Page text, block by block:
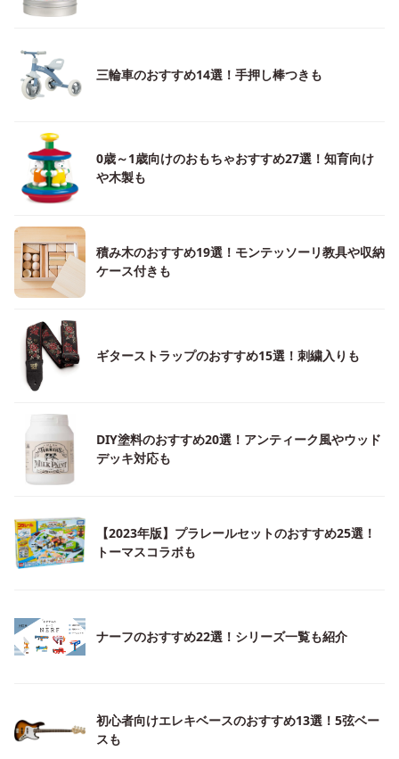
三輪車のおすすめ14選！手押し棒つきも
0歳～1歳向けのおもちゃおすすめ27選！知育向け
や木製も
積み木のおすすめ19選！モンテッソーリ教具や収納
ケース付きも
ギターストラップのおすすめ15選！刺繍入りも
DIY塗料のおすすめ20選！アンティーク風やウッド
デッキ対応も
【2023年版】プラレールセットのおすすめ25選！
トーマスコラボも
ナーフのおすすめ22選！シリーズ一覧も紹介
初心者向けエレキベースのおすすめ13選！5弦ベー
スも